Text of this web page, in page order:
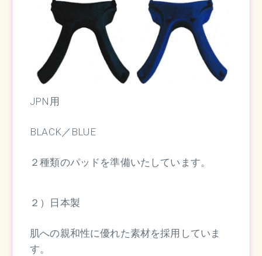
JPN用
BLACK／BLUE
２種類のパッドを準備いたしています。
２）日本製
肌への親和性に優れた素材を採用していま
す。